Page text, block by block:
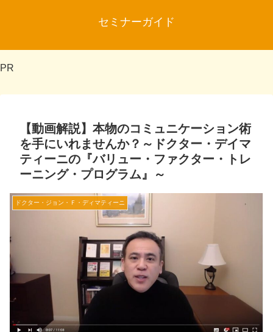
セミナーガイド
PR
【動画解説】本物のコミュニケーション術
を手にいれませんか？～ドクター・デイマ
ティーニの『バリュー・ファクター・トレ
ーニング・プログラム』～
ドクター・ジョン・Ｆ・ディマティーニ